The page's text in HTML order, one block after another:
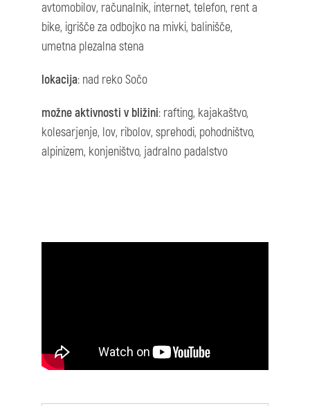
avtomobilov, računalnik, internet, telefon, rent a
bike, igrišče za odbojko na mivki, balinišče,
umetna plezalna stena
lokacija: nad reko Sočo
možne aktivnosti v bližini: rafting, kajakaštvo,
kolesarjenje, lov, ribolov, sprehodi, pohodništvo,
alpinizem, konjeništvo, jadralno padalstvo